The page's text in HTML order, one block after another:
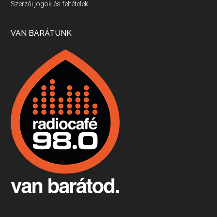
Apr 17, 2026 • 00:35:38
Boston, teadélután, bab és homár
Apr 9, 2026 • 00:37:17
Fermentáljunk, a testünk meghálálja!
Apr 3, 2026 • 00:36:07
Szerzői jogok és feltételek
VAN BARÁTUNK